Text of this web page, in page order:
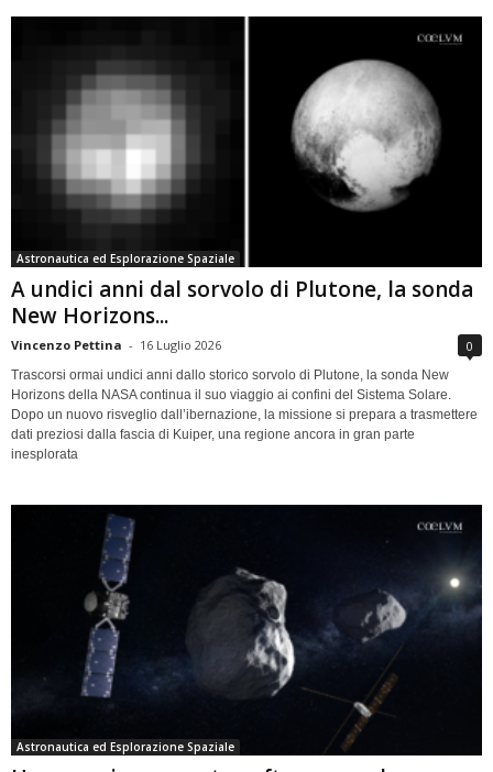
Astronautica ed Esplorazione Spaziale
A undici anni dal sorvolo di Plutone, la sonda
New Horizons...
Vincenzo Pettina - 16 Luglio 2026 0
Trascorsi ormai undici anni dallo storico sorvolo di Plutone, la sonda New
Horizons della NASA continua il suo viaggio ai confini del Sistema Solare.
Dopo un nuovo risveglio dall’ibernazione, la missione si prepara a trasmettere
dati preziosi dalla fascia di Kuiper, una regione ancora in gran parte
inesplorata
Astronautica ed Esplorazione Spaziale